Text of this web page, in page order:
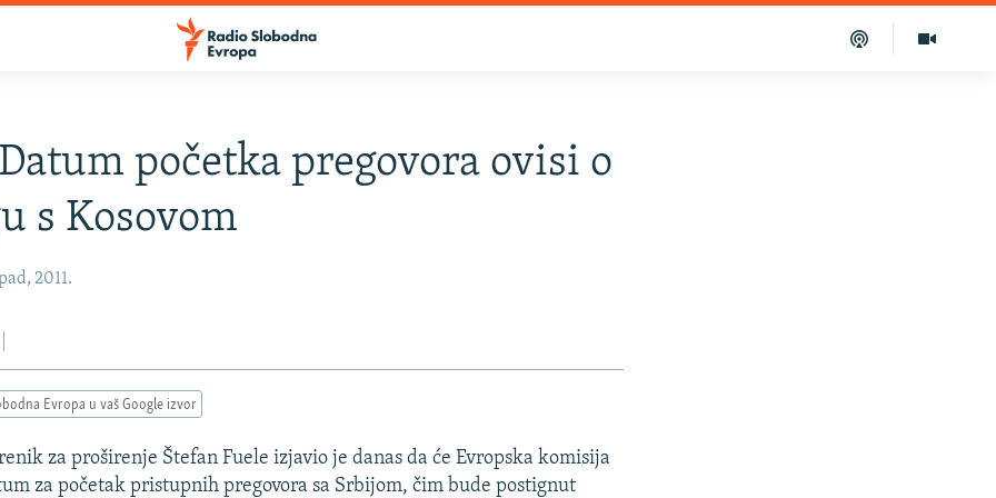
početka pregovora ovisi o
s Kosovom
2011.
Evropa u vaš Google izvor
za proširenje Štefan Fuele izjavio je danas da će Evropska komisija
za početak pristupnih pregovora sa Srbijom, čim bude postignut